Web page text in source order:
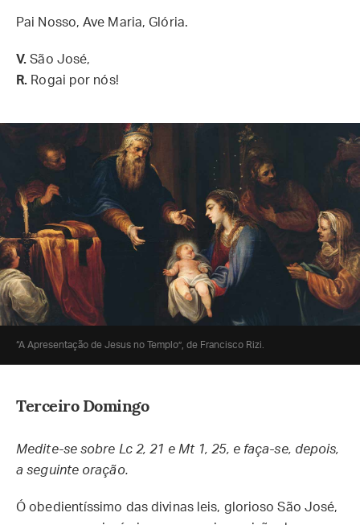
Pai Nosso, Ave Maria, Glória.
V. São José,
R. Rogai por nós!
“A Apresentação de Jesus no Templo”, de Francisco Rizi.
Terceiro Domingo
Medite-se sobre Lc 2, 21 e Mt 1, 25, e faça-se, depois,
a seguinte oração.
Ó obedientíssimo das divinas leis, glorioso São José,